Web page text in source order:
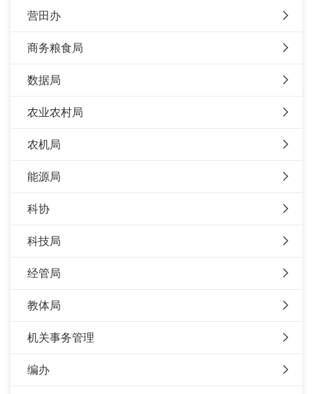
营田办
商务粮食局
数据局
农业农村局
农机局
能源局
科协
科技局
经管局
教体局
机关事务管理
编办